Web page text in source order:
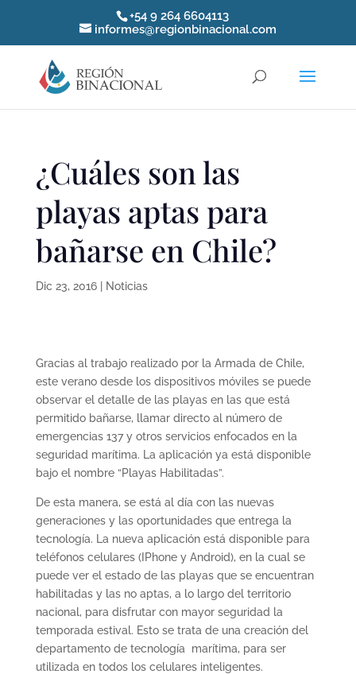
+54 9 264 6604113
informes@regionbinacional.com
¿Cuáles son las
playas aptas para
bañarse en Chile?
Dic 23, 2016| Noticias
Gracias al trabajo realizado por la Armada de Chile,
este verano desde los dispositivos móviles se puede
observar el detalle de las playas en las que está
permitido bañarse, llamar directo al número de
emergencias 137 y otros servicios enfocados en la
seguridad marítima. La aplicación ya está disponible
bajo el nombre “Playas Habilitadas”.
De esta manera, se está al día con las nuevas
generaciones y las oportunidades que entrega la
tecnología. La nueva aplicación está disponible para
teléfonos celulares (IPhone y Android), en la cual se
puede ver el estado de las playas que se encuentran
habilitadas y las no aptas, a lo largo del territorio
nacional, para disfrutar con mayor seguridad la
temporada estival. Esto se trata de una creación del
departamento de tecnología marítima, para ser
utilizada en todos los celulares inteligentes.